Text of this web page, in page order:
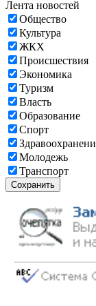
Лента новостей
Общество
Культура
ЖКХ
Происшествия
Экономика
Туризм
Власть
Образование
Спорт
Молодежь
Транспорт
Сохранить